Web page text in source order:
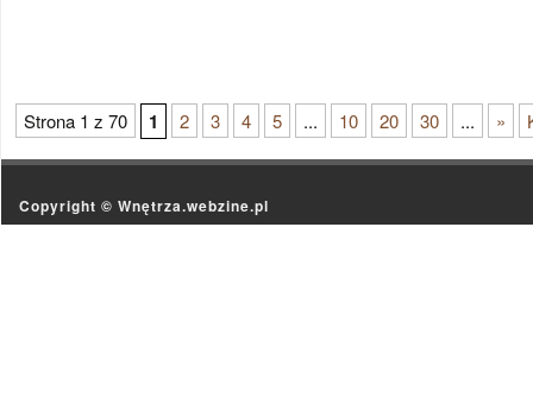
Strona 1 z 70 1 2 3 4 5 ... 10 20 30 ... »
Copyright © Wnętrza.webzine.pl